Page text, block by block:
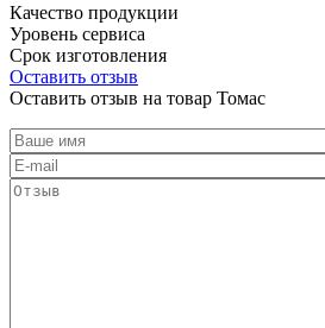
Качество продукции
Уровень сервиса
Срок изготовления
Оставить отзыв
Оставить отзыв на товар Томас